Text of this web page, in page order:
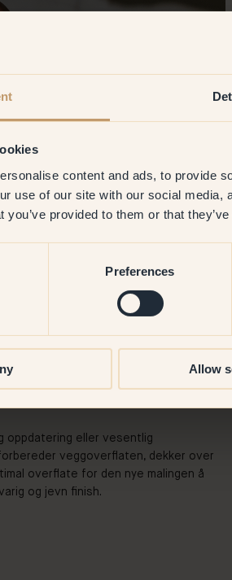
content and ads, to provide
use of our site with our social
you’ve provided to them or that
Preferences
Allow
oppdatering eller vesentlig
veggoverflaten, dekker over
overflate for den nye malingen å
og jevn finish.